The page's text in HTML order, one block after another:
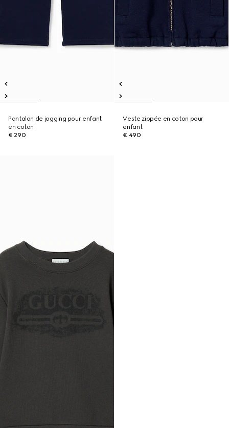
Pantalon de jogging pour enfant
en coton
€ 290
Veste zippée en coton pour
enfant
€ 490